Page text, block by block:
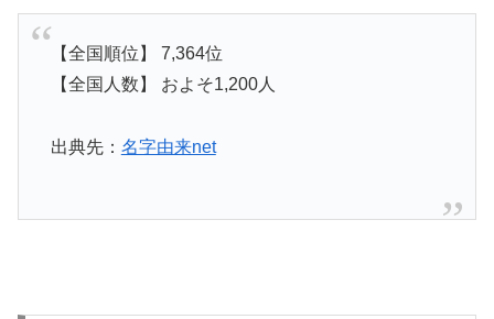
【全国順位】 7,364位
【全国人数】 およそ1,200人
出典先： 名字由来net